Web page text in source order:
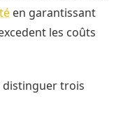
en garantissant
les coûts
distinguer trois